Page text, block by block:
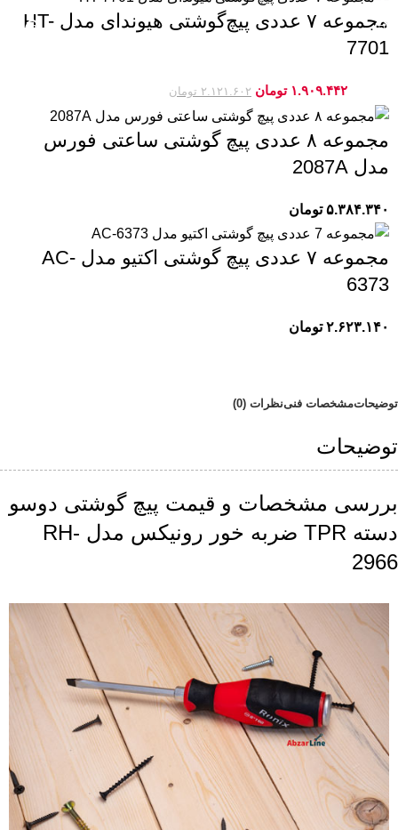
مجموعه ۷ عددی پیچ‌گوشتی هیوندای مدل HT-
7701
۲.۱۲۱.۶۰۲ تومان ۱.۹۰۹.۴۴۲ تومان
مجموعه ۸ عددی پیچ گوشتی ساعتی فورس
مدل 2087A
۵.۳۸۴.۳۴۰ تومان
مجموعه ۷ عددی پیچ گوشتی اکتیو مدل AC-
6373
۲.۶۲۳.۱۴۰ تومان
توضیحاتمشخصات فنینظرات (0)
توضیحات
بررسی مشخصات و قیمت پیچ گوشتی دوسو
دسته TPR ضربه خور رونیکس مدل RH-
2966